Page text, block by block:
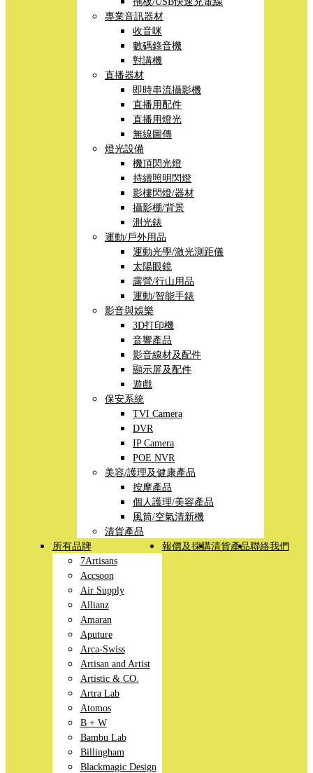
專業音訊器材
收音咪
數碼錄音機
對講機
直播器材
即時串流攝影機
直播用配件
直播用燈光
無線圖傳
燈光設備
機頂閃光燈
持續照明閃燈
影樓閃燈/器材
攝影棚/背景
測光錶
運動/戶外用品
運動光學/激光測距儀
太陽眼鏡
露營/行山用品
運動/智能手錶
影音與娛樂
3D打印機
音響產品
影音線材及配件
顯示屏及配件
遊戲
保安系統
TVI Camera
DVR
IP Camera
POE NVR
美容/護理及健康產品
按摩產品
個人護理/美容產品
風筒/空氣清新機
清貨產品
所有品牌
7Artisans
Accsoon
Air Supply
Allianz
Amaran
Aputure
Arca-Swiss
Artisan and Artist
Artistic & CO.
Artra Lab
Atomos
B + W
Bambu Lab
Billingham
Blackmagic Design
報價及採購清貨產品聯絡我們